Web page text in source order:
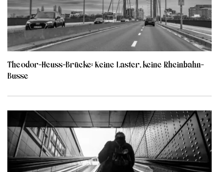
Theodor-Heuss-Brücke: Keine Laster, keine Rheinbahn-
Busse